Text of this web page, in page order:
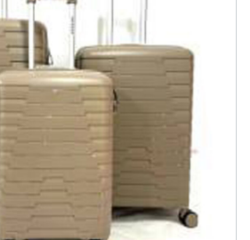
Сумки поясные
Сумки пляжные
Сумки для ноутбуков
Сумки-тележки хозяйственные
Сумки-рюкзаки на колёсах
Сумки детские
Рюкзаки
Рюкзаки городские